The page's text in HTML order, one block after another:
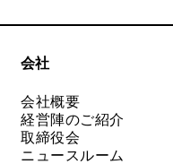
会社
会社概要
経営陣のご紹介
取締役会
ニュースルーム